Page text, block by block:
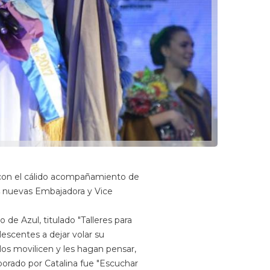
el cálido acompañamiento de
Embajadora y Vice
Azul, titulado "Talleres para
a dejar volar su
movilicen y les hagan pensar,
por Catalina fue "Escuchar